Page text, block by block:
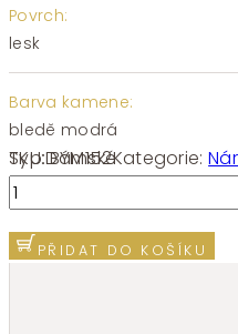
Povrch:
lesk
Barva kamene:
bledě modrá
SKU:BYM152Kategorie:
Typ:Dámské
Náramek
chirurgická
ocel
Brosway
PŘIDAT DO KOŠÍKU